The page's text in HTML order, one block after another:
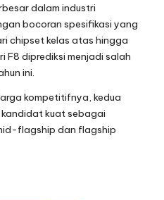
dalam industri
bocoran spesifikasi yang
chipset kelas atas hingga
diprediksi menjadi salah
ini.
kompetitifnya, kedua
kuat sebagai
flagship dan flagship